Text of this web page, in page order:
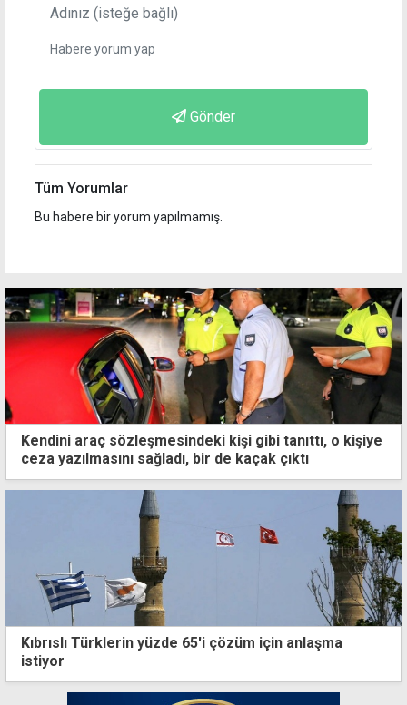
Gönder
Tüm Yorumlar
Bu habere bir yorum yapılmamış.
Kendini araç sözleşmesindeki kişi gibi tanıttı, o kişiye
ceza yazılmasını sağladı, bir de kaçak çıktı
Kıbrıslı Türklerin yüzde 65'i çözüm için anlaşma
istiyor